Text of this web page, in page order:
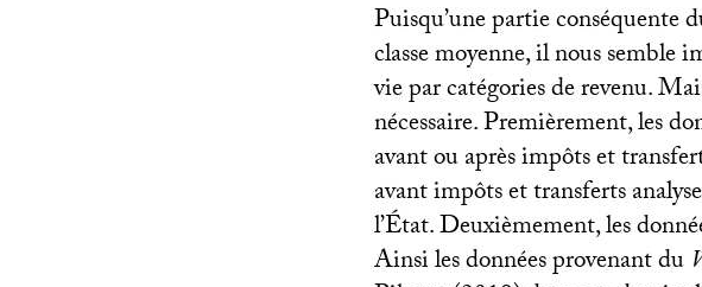
Puisqu’une partie conséquente
classe moyenne, il nous semble
vie par catégories de revenu.
nécessaire. Premièrement, les
avant ou après impôts et
avant impôts et transferts
l’État. Deuxièmement, les
Ainsi les données provenant du